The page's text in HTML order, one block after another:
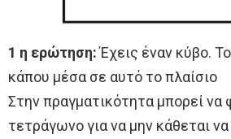
1 η ερώτηση:Έχεις έναν κύβο.
κάπου μέσα σε αυτό το πλαίσιο
Στην πραγματικότητα μπορεί να
τετράγωνο για να μην κάθεται